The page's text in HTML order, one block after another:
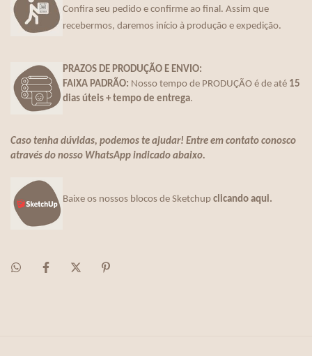
Confira seu pedido e confirme ao final. Assim que
recebermos, daremos início à produção e expedição.
PRAZOS DE PRODUÇÃO E ENVIO:
FAIXA PADRÃO: Nosso tempo de PRODUÇÃO é de até 15
dias úteis + tempo de entrega.
Caso tenha dúvidas, podemos te ajudar! Entre em contato conosco
através do nosso WhatsApp indicado abaixo.
Baixe os nossos blocos de Sketchup clicando aqui.